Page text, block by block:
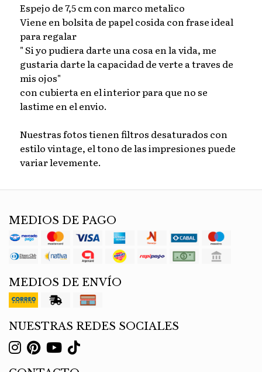
Espejo de 7,5 cm con marco metalico
Viene en bolsita de papel cosida con frase ideal
para regalar
" Si yo pudiera darte una cosa en la vida, me
gustaria darte la capacidad de verte a traves de
mis ojos"
con cubierta en el interior para que no se
lastime en el envio.
Nuestras fotos tienen filtros desaturados con
estilo vintage, el tono de las impresiones puede
variar levemente.
MEDIOS DE PAGO
MEDIOS DE ENVÍO
NUESTRAS REDES SOCIALES